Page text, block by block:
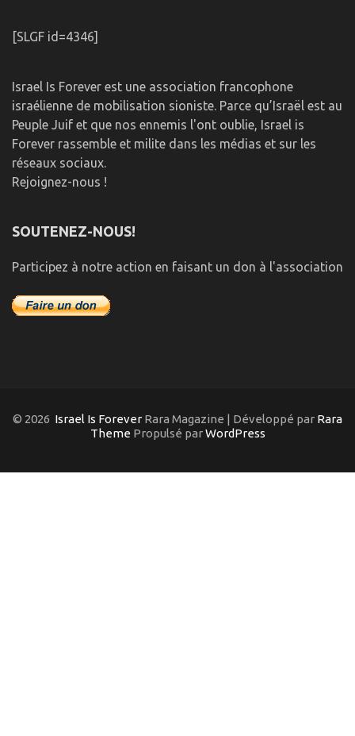
[SLGF id=4346]
Israel Is Forever est une association francophone
israélienne de mobilisation sioniste. Parce qu’Israël est au
Peuple Juif et que nos ennemis l'ont oublie, Israel is
Forever rassemble et milite dans les médias et sur les
réseaux sociaux.
Rejoignez-nous !
SOUTENEZ-NOUS!
Participez à notre action en faisant un don à l'association
© 2026 Israel Is Forever Rara Magazine | Développé par Rara
Theme Propulsé parWordPress